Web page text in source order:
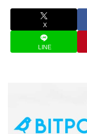
X
LINE